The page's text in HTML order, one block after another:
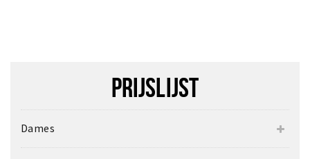
PRIJSLIJST
Dames